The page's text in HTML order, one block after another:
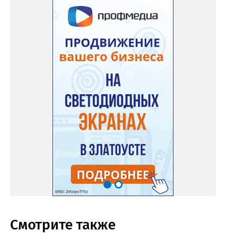
Смотрите также